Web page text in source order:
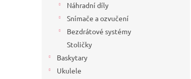
Náhradní díly
Snímače a ozvučení
Bezdrátové systémy
Stoličky
Baskytary
Ukulele